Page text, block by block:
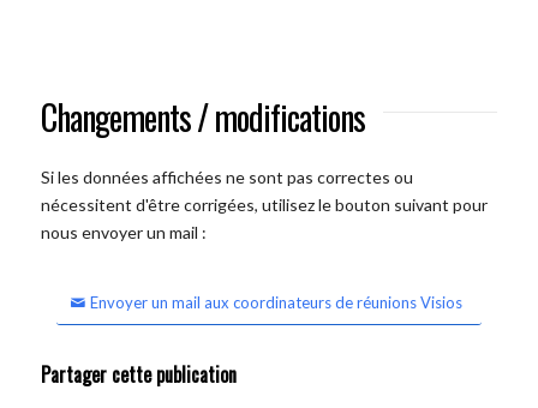
Changements / modifications
Si les données affichées ne sont pas correctes ou
nécessitent d'être corrigées, utilisez le bouton suivant pour
nous envoyer un mail :
Envoyer un mail aux coordinateurs de réunions Visios
Partager cette publication